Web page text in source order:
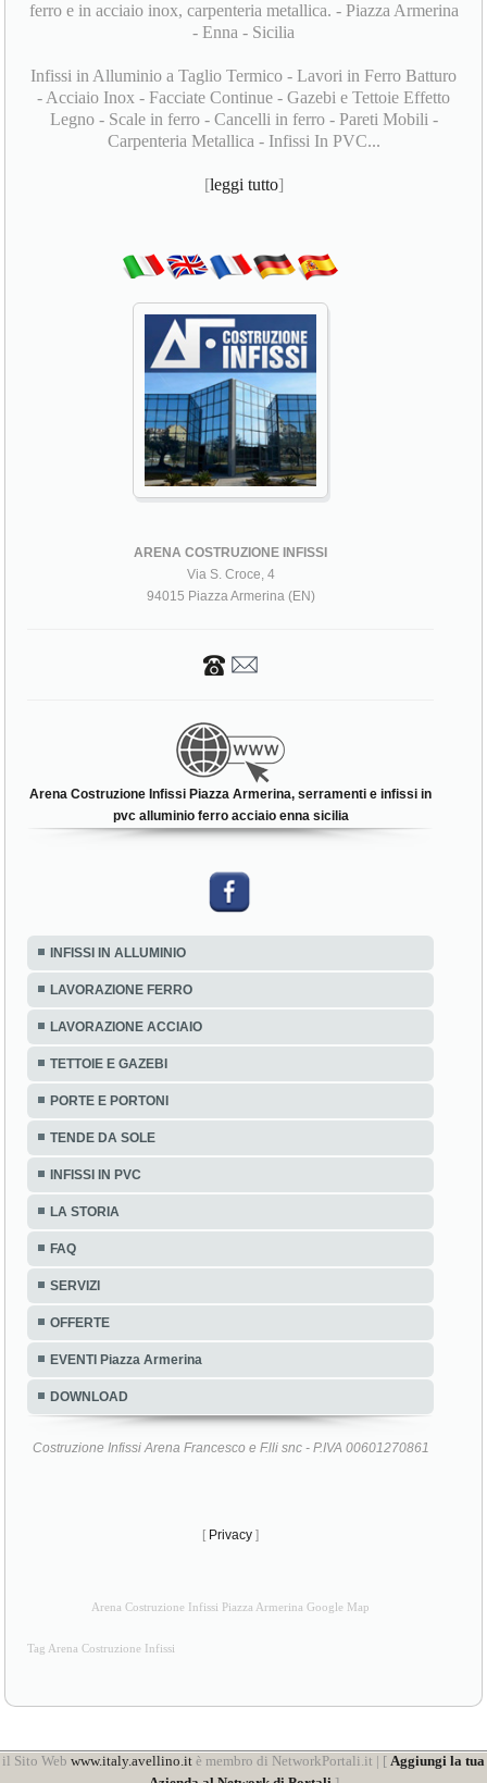
ferro e in acciaio inox, carpenteria metallica. - Piazza Armerina
- Enna - Sicilia
Infissi in Alluminio a Taglio Termico - Lavori in Ferro Batturo
- Acciaio Inox - Facciate Continue - Gazebi e Tettoie Effetto
Legno - Scale in ferro - Cancelli in ferro - Pareti Mobili -
Carpenteria Metallica - Infissi In PVC...
[leggi tutto]
ARENA COSTRUZIONE INFISSI
Via S. Croce, 4
94015 Piazza Armerina (EN)
Arena Costruzione Infissi Piazza Armerina, serramenti e infissi in
pvc alluminio ferro acciaio enna sicilia
INFISSI IN ALLUMINIO
LAVORAZIONE FERRO
LAVORAZIONE ACCIAIO
TETTOIE E GAZEBI
PORTE E PORTONI
TENDE DA SOLE
INFISSI IN PVC
LA STORIA
FAQ
SERVIZI
OFFERTE
EVENTI Piazza Armerina
DOWNLOAD
Costruzione Infissi Arena Francesco e F.lli snc - P.IVA 00601270861
[ Privacy ]
Arena Costruzione Infissi Piazza Armerina Google Map
Tag Arena Costruzione Infissi
il Sito Web www.italy.avellino.it è membro di NetworkPortali.it | [ Aggiungi la tua